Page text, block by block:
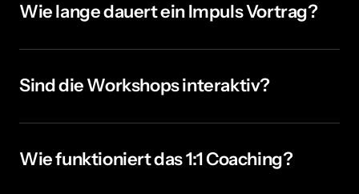
Wie lange dauert ein Impuls Vortrag?
je nach Thema und Ihren Anforderungen.
Sind die Workshops interaktiv?
alle Teilnehmer zu gewährleisten. Dauer variiert von 3
Std. bis zu 2 Tage.
Wie funktioniert das 1:1 Coaching?